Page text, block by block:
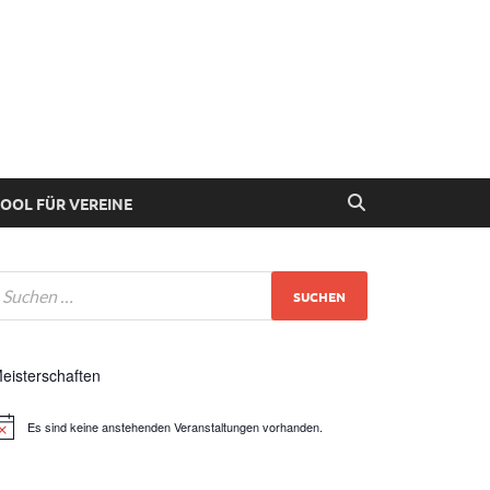
FÜR VEREINE
Es sind keine anstehenden Veranstaltungen vorhanden.